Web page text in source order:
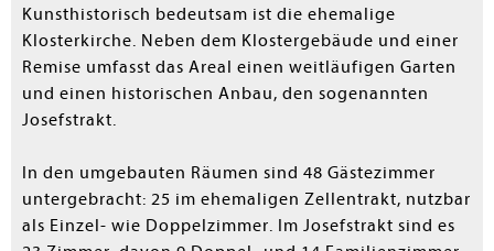
Kunsthistorisch bedeutsam ist die ehemalige
Klosterkirche. Neben dem Klostergebäude und einer
Remise umfasst das Areal einen weitläufigen Garten
und einen historischen Anbau, den sogenannten
Josefstrakt.
In den umgebauten Räumen sind 48 Gästezimmer
untergebracht: 25 im ehemaligen Zellentrakt, nutzbar
als Einzel- wie Doppelzimmer. Im Josefstrakt sind es